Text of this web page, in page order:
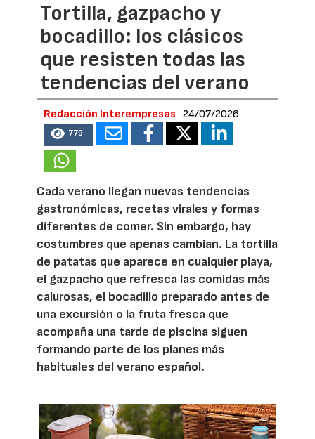
Tortilla, gazpacho y
bocadillo: los clásicos
que resisten todas las
tendencias del verano
Redacción Interempresas 24/07/2026
779
Cada verano llegan nuevas tendencias
gastronómicas, recetas virales y formas
diferentes de comer. Sin embargo, hay
costumbres que apenas cambian. La tortilla
de patatas que aparece en cualquier playa,
el gazpacho que refresca las comidas más
calurosas, el bocadillo preparado antes de
una excursión o la fruta fresca que
acompaña una tarde de piscina siguen
formando parte de los planes más
habituales del verano español.